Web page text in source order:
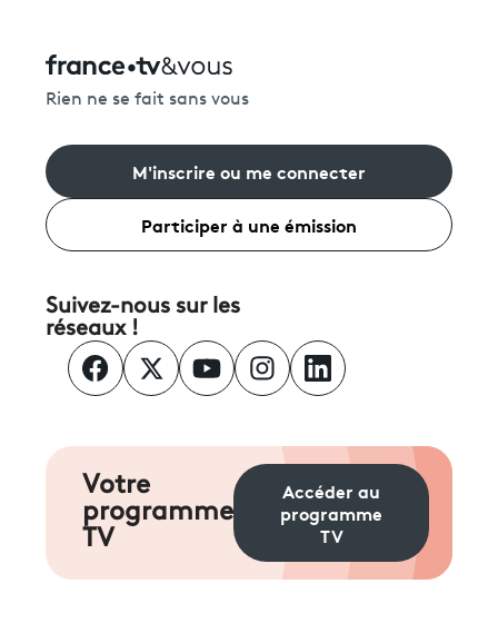
Rien ne se fait sans vous
M'inscrire ou me connecter
Participer à une émission
Suivez-nous sur les
réseaux !
Votre
programme
TV
Accéder au
programme
TV